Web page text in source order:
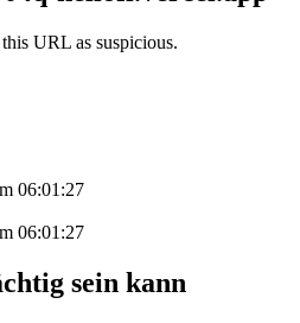
URL as suspicious.
06:01:27
06:01:27
sein kann